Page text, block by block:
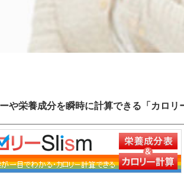
や栄養成分を瞬時に計算できる「カロ